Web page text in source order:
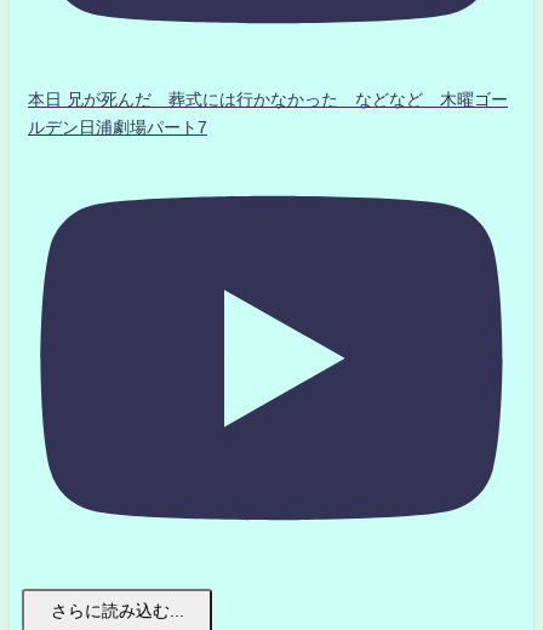
本日 兄が死んだ 葬式には行かなかった などなど 木曜ゴー
ルデン日浦劇場パート7
さらに読み込む...